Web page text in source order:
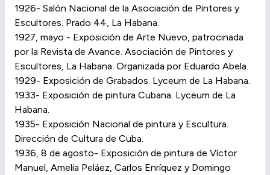
1926- Salón Nacional de la Asociación de Pintores y
Escultores. Prado 44, La Habana.
1927, mayo - Exposición de Arte Nuevo, patrocinada
por la Revista de Avance. Asociación de Pintores y
Escultores, La Habana. Organizada por Eduardo Abela.
1929- Exposición de Grabados. Lyceum de La Habana.
1933- Exposición de pintura Cubana. Lyceum de La
Habana.
1935- Exposición Nacional de pintura y Escultura.
Dirección de Cultura de Cuba.
1936, 8 de agosto- Exposición de pintura de Víctor
Manuel, Amelia Peláez, Carlos Enríquez y Domingo